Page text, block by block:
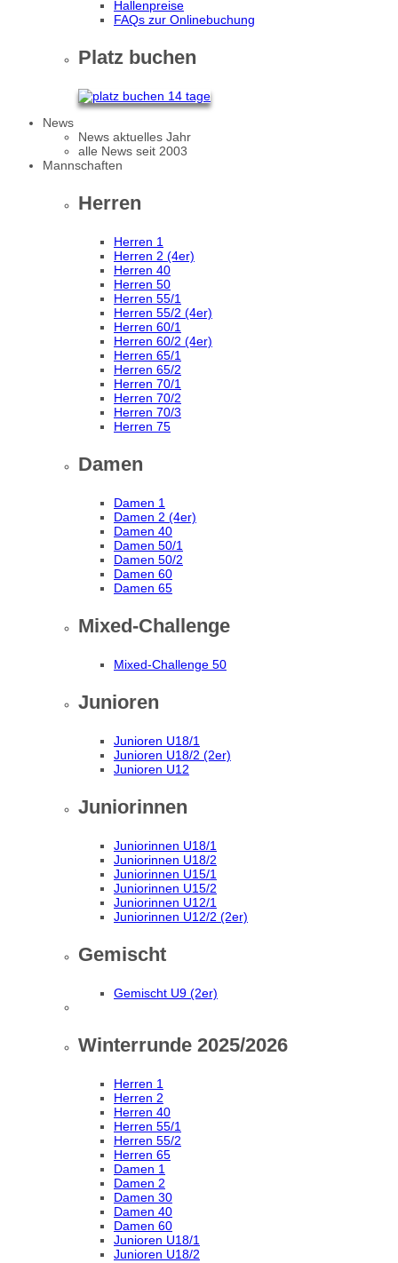
Hallenpreise
FAQs zur Onlinebuchung
Platz buchen
News
News aktuelles Jahr
alle News seit 2003
Mannschaften
Herren
Herren 1
Herren 2 (4er)
Herren 40
Herren 50
Herren 55/1
Herren 55/2 (4er)
Herren 60/1
Herren 60/2 (4er)
Herren 65/1
Herren 65/2
Herren 70/1
Herren 70/2
Herren 70/3
Herren 75
Damen
Damen 1
Damen 2 (4er)
Damen 40
Damen 50/1
Damen 50/2
Damen 60
Damen 65
Mixed-Challenge
Mixed-Challenge 50
Junioren
Junioren U18/1
Junioren U18/2 (2er)
Junioren U12
Juniorinnen
Juniorinnen U18/1
Juniorinnen U18/2
Juniorinnen U15/1
Juniorinnen U15/2
Juniorinnen U12/1
Juniorinnen U12/2 (2er)
Gemischt
Gemischt U9 (2er)
Winterrunde 2025/2026
Herren 1
Herren 2
Herren 40
Herren 55/1
Herren 55/2
Herren 65
Damen 1
Damen 2
Damen 30
Damen 40
Damen 60
Junioren U18/1
Junioren U18/2